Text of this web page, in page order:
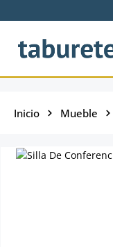
Saltar al contenido
Inicio Mueble